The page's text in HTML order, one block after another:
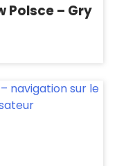
Polsce – Gry